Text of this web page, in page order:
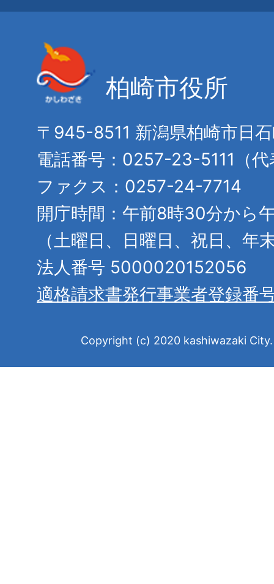
柏崎市役所
〒945-8511 新潟県柏崎市日
電話番号：0257-23-5111（代
ファクス：0257-24-7714
開庁時間：午前8時30分から
（土曜日、日曜日、祝日、年
法人番号 5000020152056
適格請求書発行事業者登録番
Copyright (c) 2020 kashiwazaki